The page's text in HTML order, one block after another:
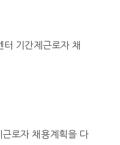
제근로자 채
로자 채용계획을 다